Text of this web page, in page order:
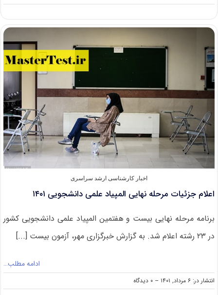
اعلام
اولیه
آزمون
به
پزشکی
تهران
در
مرداد
اخبار کارشناسی ارشد سراسری
اعلام جزئیات مرحله نهایی المپیاد علمی دانشجویی ۱۴۰۱
برنامه مرحله نهایی بیست و هفتمین المپیاد علمی دانشجویی کشور
در ۲۳ رشته اعلام شد. به گزارش خبرگزاری مهر، آزمون بیست [...]
ادامه مطلب…
انتشار در: ۶ مرداد, ۱۴۰۱ -- ۰ دیدگاه
on
اعلام